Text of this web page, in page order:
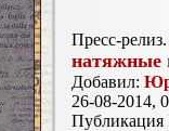
Пресс-релиз.
натяжные
Добавил:
26-08-2014,